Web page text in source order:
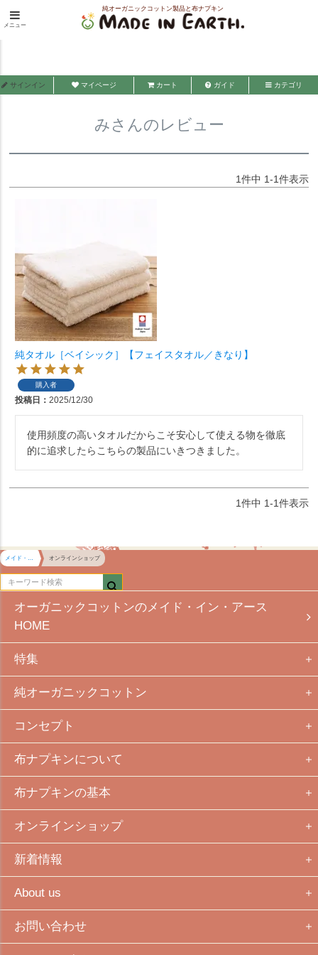
純オーガニックコットン製品と布ナプキン
メイド・イン・アース
メニュー
HOME みさんのレビュー
サインイン マイページ カート ガイド カテゴリ
みさんのレビュー
1件中 1-1件表示
純タオル［ベイシック］【フェイスタオル／きなり】
購入者
投稿日 2025/12/30
使用頻度の高いタオルだからこそ安心して使える物を徹底
的に追求したらこちらの製品にいきつきました。
1件中 1-1件表示
メイド・イン・アース HOME オンラインショップ
オーガニックコットンのメイド・イン・アース
HOME
特集
純オーガニックコットン
コンセプト
布ナプキンについて
布ナプキンの基本
オンラインショップ
新着情報
About us
お問い合わせ